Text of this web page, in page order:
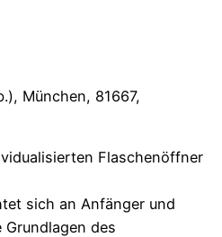
München, 81667,
Flaschenöffner
sich an Anfänger und
des